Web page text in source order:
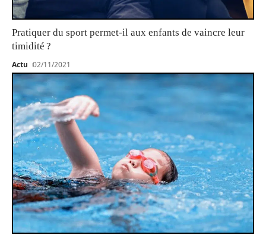
Pratiquer du sport permet-il aux enfants de vaincre leur
timidité ?
Actu 02/11/2021